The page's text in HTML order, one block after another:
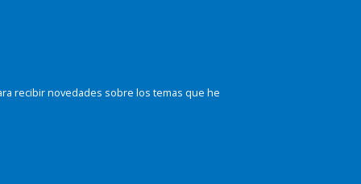
recibir novedades sobre los temas que he